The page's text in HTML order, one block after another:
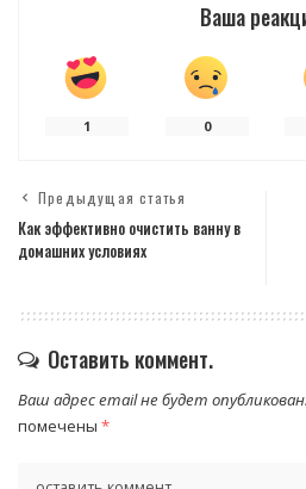
Ваша
1 0
Предыдущая статья
Как эффективно очистить ванну в
домашних условиях
Оставить коммент.
Ваш адрес email не будет опубликован.
помечены *